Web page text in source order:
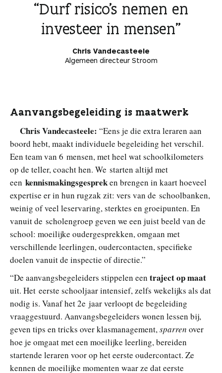
Durf risico’s nemen en
investeer in mensen
Chris Vandecasteele
Algemeen directeur Stroom
Aanvangsbegeleiding is maatwerk
Chris Vandecasteele: “Eens je die extra leraren aan
boord hebt, maakt individuele begeleiding het verschil.
Een team van 6 mensen, met heel wat schoolkilometers
op de teller, coacht hen. We starten altijd met
een kennismakingsgespreken brengen in kaart hoeveel
expertise er in hun rugzak zit: vers van de schoolbanken,
weinig of veel leservaring, sterktes en groeipunten. En
vanuit de scholengroep geven we een juist beeld van de
school: moeilijke oudergesprekken, omgaan met
verschillende leerlingen, oudercontacten, specifieke
doelen vanuit de inspectie of directie.”
“De aanvangsbegeleiders stippelen een traject op maat
uit. Het eerste schooljaar intensief, zelfs wekelijks als dat
nodig is. Vanaf het 2e jaar verloopt de begeleiding
vraaggestuurd. Aanvangsbegeleiders wonen lessen bij,
geven tips en tricks over klasmanagement, sparren over
hoe je omgaat met een moeilijke leerling, bereiden
startende leraren voor op het eerste oudercontact. Ze
kennen de moeilijke momenten waar ze dat eerste